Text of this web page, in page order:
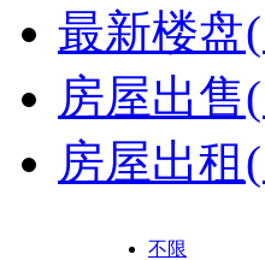
最新楼盘
房屋出售
房屋出租
不限